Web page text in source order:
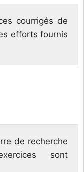
courrigés de
efforts fournis
de recherche
sont